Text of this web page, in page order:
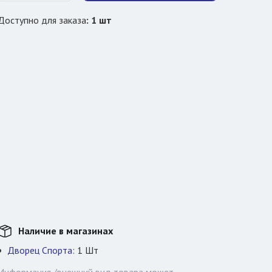
для заказа: 1 шт
Наличие в магазинах
Дворец Спорта: 1 Шт